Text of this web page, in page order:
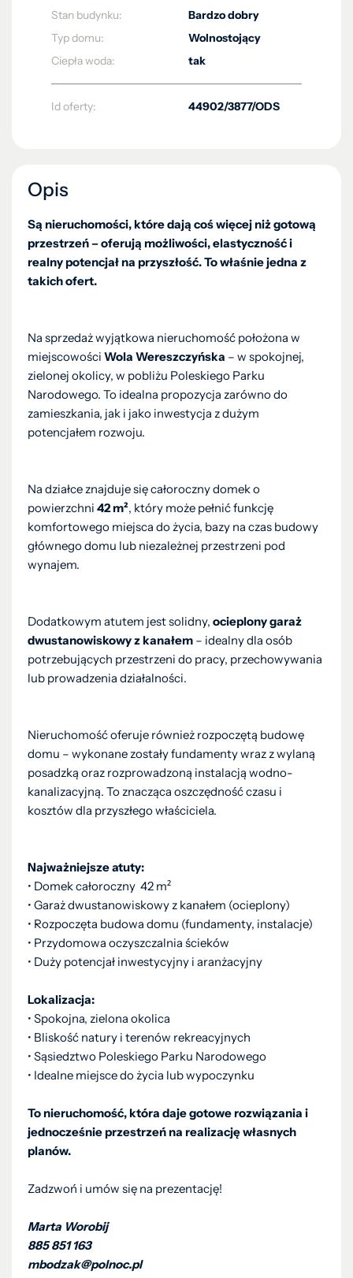
Stan budynku:
Bardzo dobry
Typ domu:
Wolnostojący
Ciepła woda:
tak
Id oferty: 44902/3877/ODS
Opis
Są nieruchomości, które dają coś więcej niż gotową
przestrzeń – oferują możliwości, elastyczność i
realny potencjał na przyszłość. To właśnie jedna z
takich ofert.
Na sprzedaż wyjątkowa nieruchomość położona w
miejscowości Wola Wereszczyńska – w spokojnej,
zielonej okolicy, w pobliżu Poleskiego Parku
Narodowego. To idealna propozycja zarówno do
zamieszkania, jak i jako inwestycja z dużym
potencjałem rozwoju.
Na działce znajduje się całoroczny domek o
powierzchni 42 m², który może pełnić funkcję
komfortowego miejsca do życia, bazy na czas budowy
głównego domu lub niezależnej przestrzeni pod
wynajem.
Dodatkowym atutem jest solidny, ocieplony garaż
dwustanowiskowy z kanałem – idealny dla osób
potrzebujących przestrzeni do pracy, przechowywania
lub prowadzenia działalności.
Nieruchomość oferuje również rozpoczętą budowę
domu – wykonane zostały fundamenty wraz z wylaną
posadzką oraz rozprowadzoną instalacją wodno-
kanalizacyjną. To znacząca oszczędność czasu i
kosztów dla przyszłego właściciela.
Najważniejsze atuty:
• Domek całoroczny 42 m²
• Garaż dwustanowiskowy z kanałem (ocieplony)
• Rozpoczęta budowa domu (fundamenty, instalacje)
• Przydomowa oczyszczalnia ścieków
• Duży potencjał inwestycyjny i aranżacyjny
Lokalizacja:
• Spokojna, zielona okolica
• Bliskość natury i terenów rekreacyjnych
• Sąsiedztwo Poleskiego Parku Narodowego
• Idealne miejsce do życia lub wypoczynku
To nieruchomość, która daje gotowe rozwiązania i
jednocześnie przestrzeń na realizację własnych
planów.
Zadzwoń i umów się na prezentację!
Marta Worobij
885 851 163
mbodzak@polnoc.pl